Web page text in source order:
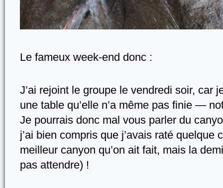
Le fameux week-end donc :
J’ai rejoint le groupe le vendredi soir, car
une table qu’elle n’a même pas finie —
Je pourrais donc mal vous parler du
j’ai bien compris que j’avais raté quelque
meilleur canyon qu’on ait fait, mais la
pas attendre) !